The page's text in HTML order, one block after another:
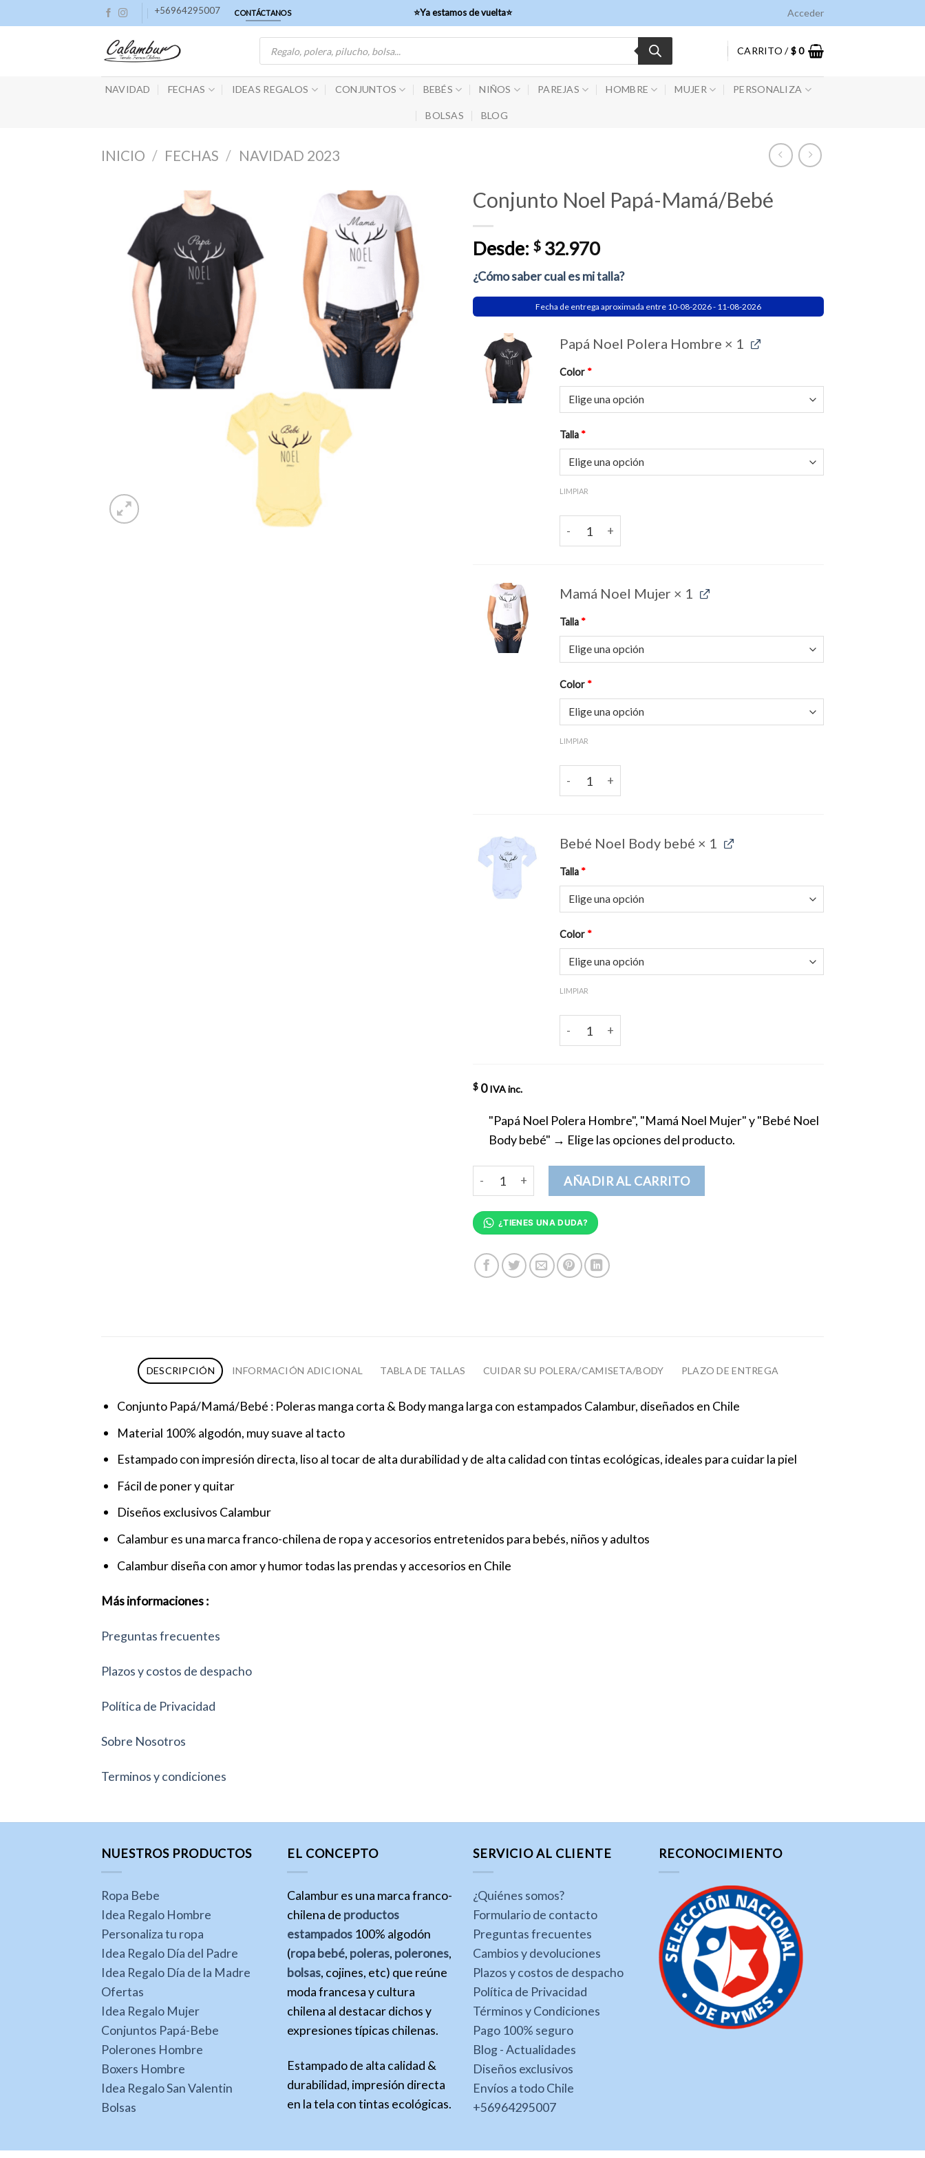
to
+56964295007 CONTÁCTANOS ⭐Ya estamos de vuelta⭐ Acceder
Búsqueda
productos
CARRITO /$0
NAVIDAD FECHAS IDEAS REGALOS CONJUNTOS BEBÉS NIÑOS PAREJAS HOMBRE MUJER PERSONALIZA
BOLSAS BLOG
INICIO / FECHAS / NAVIDAD 2023
Conjunto Noel Papá-Mamá/Bebé
Desde: $ 32.970
¿Cómo saber cual es mi talla?
Fecha de entrega aproximada entre 10-08-2026 - 11-08-2026
Papá Noel Polera Hombre × 1
Color *
Talla *
LIMPIAR
Mamá Noel Mujer × 1
Talla *
Color *
LIMPIAR
Bebé Noel Body bebé × 1
Talla *
Color *
LIMPIAR
$ 0 IVA inc.
"Papá Noel Polera Hombre", "Mamá Noel Mujer" y "Bebé Noel
Body bebé" → Elige las opciones del producto.
Conjunto Noel Papá-Mamá/Bebé cantidad
AÑADIR AL CARRITO
¿TIENES UNA DUDA?
DESCRIPCIÓN INFORMACIÓN ADICIONAL TABLA DE TALLAS CUIDAR SU POLERA/CAMISETA/BODY PLAZO DE ENTREGA
Conjunto Papá/Mamá/Bebé : Poleras manga corta & Body manga larga con estampados Calambur, diseñados en Chile
Material 100% algodón, muy suave al tacto
Estampado con impresión directa, liso al tocar de alta durabilidad y de alta calidad con tintas ecológicas, ideales para cuidar la piel
Fácil de poner y quitar
Diseños exclusivos Calambur
Calambur es una marca franco-chilena de ropa y accesorios entretenidos para bebés, niños y adultos
Calambur diseña con amor y humor todas las prendas y accesorios en Chile
Más informaciones :
Preguntas frecuentes
Plazos y costos de despacho
Política de Privacidad
Sobre Nosotros
Terminos y condiciones
NUESTROS PRODUCTOS
Ropa Bebe
Idea Regalo Hombre
Personaliza tu ropa
Idea Regalo Día del Padre
Idea Regalo Día de la Madre
Ofertas
Idea Regalo Mujer
Conjuntos Papá-Bebe
Polerones Hombre
Boxers Hombre
Idea Regalo San Valentin
Bolsas
EL CONCEPTO
Calambur es una marca franco-
chilena de productos
estampados 100% algodón
(ropa bebé, poleras, polerones,
bolsas, cojines, etc) que reúne
moda francesa y cultura
chilena al destacar dichos y
expresiones típicas chilenas.
Estampado de alta calidad &
durabilidad, impresión directa
en la tela con tintas ecológicas.
SERVICIO AL CLIENTE
¿Quiénes somos?
Formulario de contacto
Preguntas frecuentes
Cambios y devoluciones
Plazos y costos de despacho
Política de Privacidad
Términos y Condiciones
Pago 100% seguro
Blog - Actualidades
Diseños exclusivos
Envíos a todo Chile
+56964295007
RECONOCIMIENTO